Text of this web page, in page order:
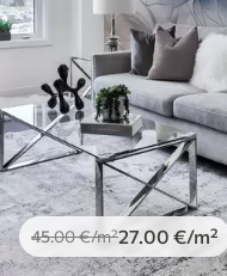
45.00€/m²27 .00 €/m²